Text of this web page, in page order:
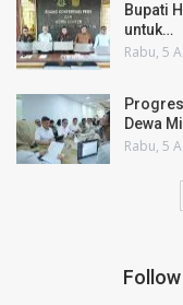
Bupati
untuk…
Rabu, 5
Dewa
Rabu, 5
Follow